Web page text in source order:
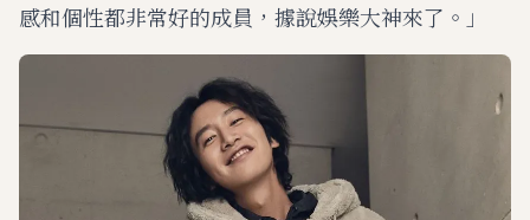
感和個性都非常好的成員，據說娛樂大神來了。」